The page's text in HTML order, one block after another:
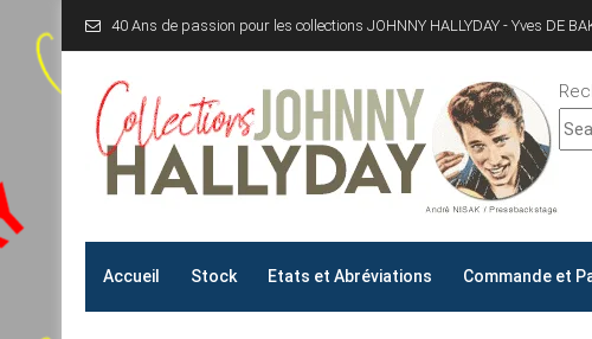
to
content
40 Ans de passion pour les collections JOHNNY HALLYDAY - Yves DE
Collections JOHNNY
Accueil Stock Etats et Abréviations Commande et